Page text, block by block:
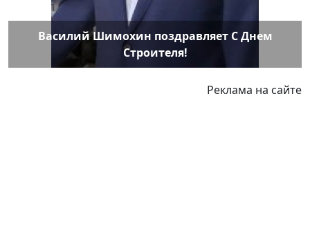
Василий Шимохин поздравляет С Днем
Строителя!
Реклама на сайте